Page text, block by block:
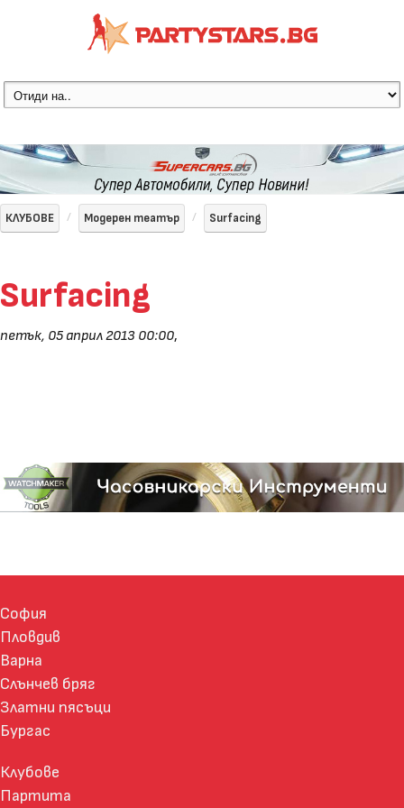
КЛУБОВЕ Модерен театър Surfacing
Surfacing
петък, 05 април 2013 00:00,
София
Пловдив
Варна
Слънчев бряг
Златни пясъци
Бургас
Клубове
Партита